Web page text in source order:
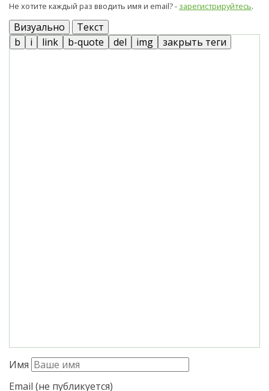
Не хотите каждый раз вводить имя и email? - зарегистрируйтесь.
Визуально Текст
Имя
Email (не публикуется)